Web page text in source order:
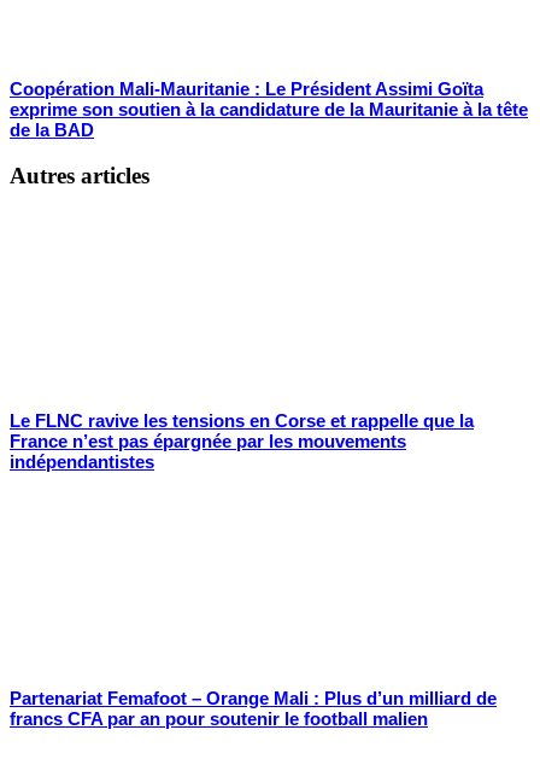
Coopération Mali-Mauritanie : Le Président Assimi Goïta
exprime son soutien à la candidature de la Mauritanie à la tête
de la BAD
Autres articles
Le FLNC ravive les tensions en Corse et rappelle que la
France n’est pas épargnée par les mouvements
indépendantistes
Partenariat Femafoot – Orange Mali : Plus d’un milliard de
francs CFA par an pour soutenir le football malien